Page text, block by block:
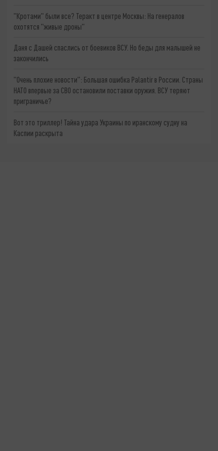
"Кротами" были все? Теракт в центре Москвы: На генералов
охотятся "живые дроны"
Даня с Дашей спаслись от боевиков ВСУ. Но беды для малышей не
закончились
"Очень плохие новости": Большая ошибка Palantir в России. Страны
НАТО впервые за СВО остановили поставки оружия. ВСУ теряют
приграничье?
Вот это триллер! Тайна удара Украины по иранскому судну на
Каспии раскрыта